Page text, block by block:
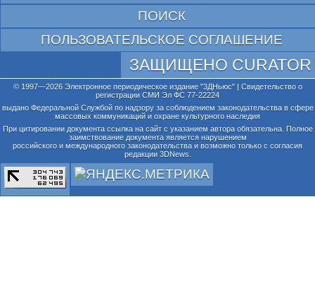
ПОИСК
ПОЛЬЗОВАТЕЛЬСКОЕ СОГЛАШЕНИЕ
ЗАЩИЩЕНО CURATOR
© 1997—2026 Электронное периодическое издание "3ДНьюс" | Свидетельство о
регистрации СМИ Эл ФС 77-22224
выдано Федеральной Службой по надзору за соблюдением законодательства в сфере
массовых коммуникаций и охране культурного наследия
При цитировании документа ссылка на сайт с указанием автора обязательна. Полное
заимствование документа является нарушением
российского и международного законодательства и возможно только с согласия
редакции 3DNews.